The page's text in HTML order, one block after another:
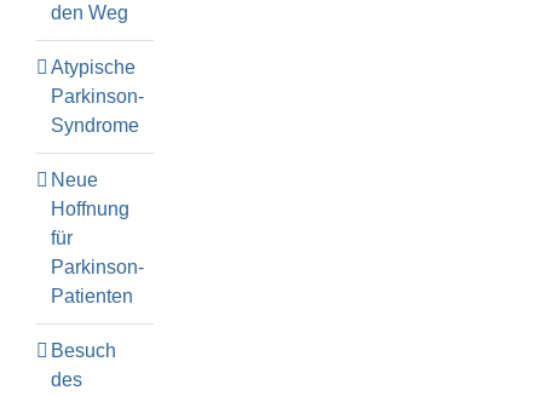
den Weg
Atypische
Parkinson-
Syndrome
Neue
Hoffnung
für
Parkinson-
Patienten
Besuch
des